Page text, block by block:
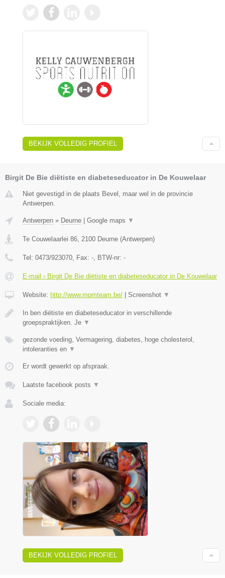
BEKIJK VOLLEDIG PROFIEL
Birgit De Bie diëtiste en diabeteseducator in De Kouwelaar
Niet gevestigd in de plaats Bevel, maar wel in de provincie
Antwerpen.
Antwerpen » Deurne Google maps ▼
Te Couwelaarlei 86, 2100 Deurne (Antwerpen)
Tel: 0473/923070, Fax: -, BTW-nr: -
E-mail › Birgit De Bie diëtiste en diabeteseducator in De Kouwelaar
Website: http://www.mpmteam.be/ Screenshot ▼
In ben diëtiste en diabeteseducator in verschillende
groepspraktijken. Je ▼
gezonde voeding, Vermagering, diabetes, hoge cholesterol,
intoleranties en ▼
Er wordt gewerkt op afspraak.
Laatste facebook posts ▼
Sociale media:
BEKIJK VOLLEDIG PROFIEL